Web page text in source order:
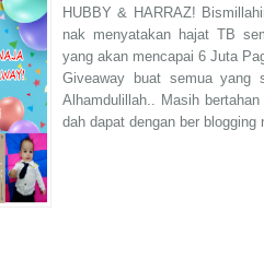
HUBBY & HARRAZ!
nak menyatakan hajat TB
yang akan mencapai 6 Juta
Giveaway buat semua yang
Alhamdulillah.. Masih
dah dapat dengan ber